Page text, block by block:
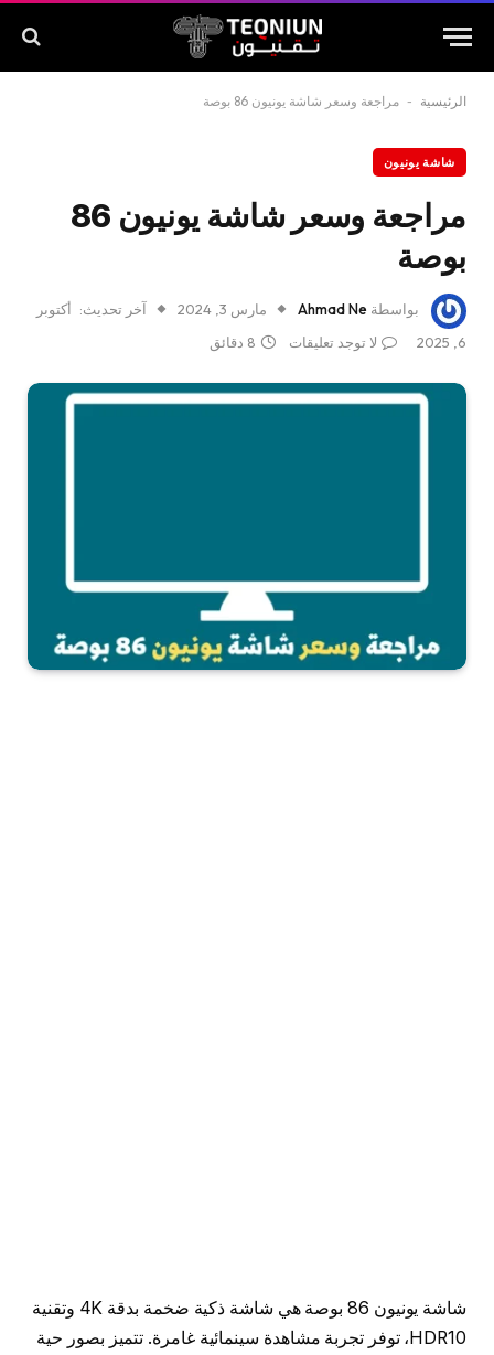
الرئيسية - مراجعة وسعر شاشة يونيون 86 بوصة
شاشة يونيون
مراجعة وسعر شاشة يونيون 86
بوصة
بواسطة Ahmad Ne مارس 3, 2024 آخر تحديث:
أكتوبر
6, 2025
لا توجد تعليقات 8 دقائق
شاشة يونيون 86 بوصة هي شاشة ذكية ضخمة بدقة 4K وتقنية
HDR10، توفر تجربة مشاهدة سينمائية غامرة. تتميز بصور حية